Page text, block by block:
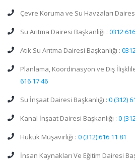
Çevre Koruma ve Su Havzaları Dairesi
Su Arıtma Dairesi Başkanlığı : 0312
Atık Su Arıtma Dairesi Başkanlığı :
Planlama, Koordinasyon ve Dış
616 17 46
Su İnşaat Dairesi Başkanlığı : 0 (312)
Kanal İnşaat Dairesi Başkanlığı : 0
Hukuk Müşavirliği : 0 (312) 616 11 81
İnsan Kaynakları Ve Eğitim Dairesi